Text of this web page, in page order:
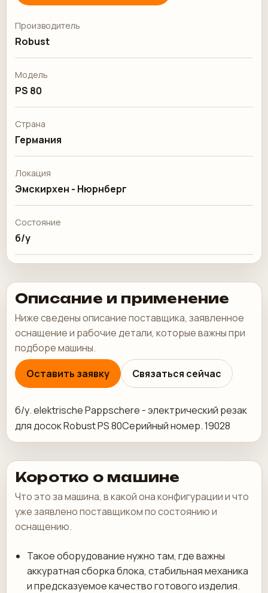
Производитель
Robust
Модель
PS 80
Страна
Германия
Локация
Эмскирхен - Нюрнберг
Состояние
б/у
Описание и применение
Ниже сведены описание поставщика, заявленное
оснащение и рабочие детали, которые важны при
подборе машины.
Оставить заявку
Связаться сейчас
б/у. elektrische Pappschere - электрический резак
для досок Robust PS 80Серийный номер. 19028
Коротко о машине
Что это за машина, в какой она конфигурации и что
уже заявлено поставщиком по состоянию и
оснащению.
Такое оборудование нужно там, где важны
аккуратная сборка блока, стабильная механика
и предсказуемое качество готового изделия.